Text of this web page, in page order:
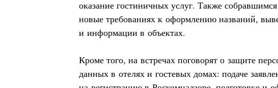
оказание гостиничных услуг. Также собравшимся
новые требованиях к оформлению названий,
и информации в объектах.
Кроме того, на встречах поговорят о защите
данных в отелях и гостевых домах: подаче